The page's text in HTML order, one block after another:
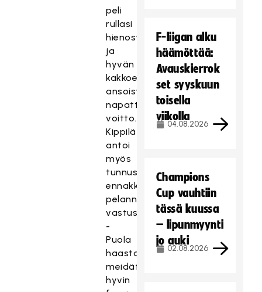
peli
rullasi
hienosti
ja
hyvän
kakkoerän
ansoista
napattiin
voitto.
Kippilä
antoi
myös
tunnustusta
ennakkoluulottomasti
pelannelle
vastustajalle.
-
Puola
haastoi
meidät
hyvin
F-liigan alku
häämöttää:
Avauskierrok
set syyskuun
toisella
viikolla
04.08.2026
Champions
Cup vauhtiin
tässä kuussa
– lipunmyynti
jo auki
02.08.2026